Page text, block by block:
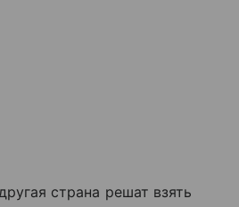
страна решат взять